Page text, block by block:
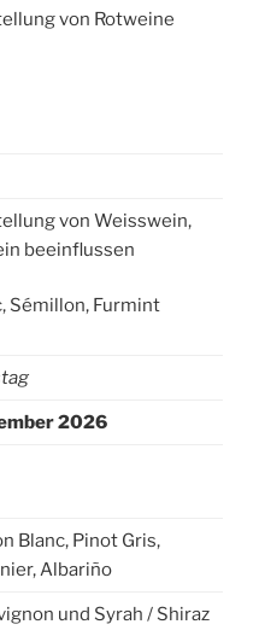
von Rotweine
von Weisswein,
beeinflussen
Sémillon, Furmint
2026
Blanc, Pinot Gris,
Albariño
und Syrah / Shiraz